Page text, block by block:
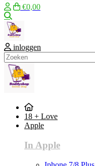
€0,00
inloggen
18 + Love
Apple
In Apple